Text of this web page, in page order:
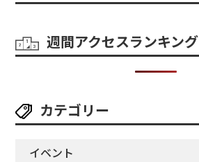
週間アクセスランキング
カテゴリー
イベント